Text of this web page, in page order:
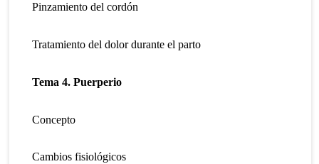
Pinzamiento del cordón
Tratamiento del dolor durante el parto
Tema 4. Puerperio
Concepto
Cambios fisiológicos